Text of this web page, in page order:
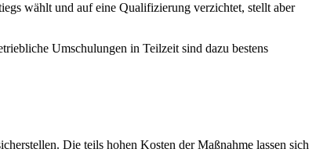
wählt und auf eine Qualifizierung verzichtet, stellt aber
Umschulungen in Teilzeit sind dazu bestens
Die teils hohen Kosten der Maßnahme lassen sich